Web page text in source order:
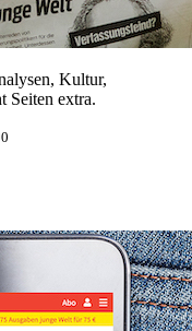
Kultur,
Seiten extra.